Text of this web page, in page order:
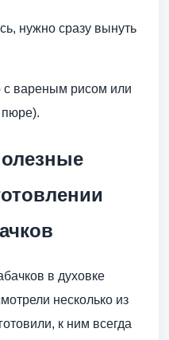
нужно сразу вынуть
с вареным рисом или
пюре).
в духовке
несколько из
к ним всегда